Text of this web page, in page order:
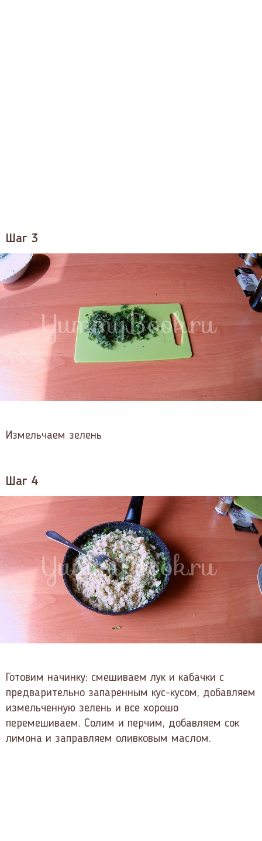
Шаг 3
Измельчаем зелень
Шаг 4
Готовим начинку: смешиваем лук и кабачки с
предварительно запаренным кус-кусом, добавляем
измельченную зелень и все хорошо
перемешиваем. Солим и перчим, добавляем сок
лимона и заправляем оливковым маслом.